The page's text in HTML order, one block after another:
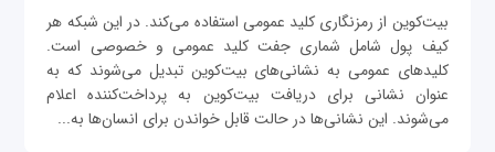
بیت‌کوین از رمزنگاری کلید عمومی استفاده می‌کند. در این شبکه هر
کیف پول شامل شماری جفت کلید عمومی و خصوصی است.
کلیدهای عمومی به نشانی‌های بیت‌کوین تبدیل می‌شوند که به
عنوان نشانی برای دریافت بیت‌کوین به پرداخت‌کننده اعلام
می‌شوند. این نشانی‌ها در حالت قابل خواندن برای انسان‌ها به...